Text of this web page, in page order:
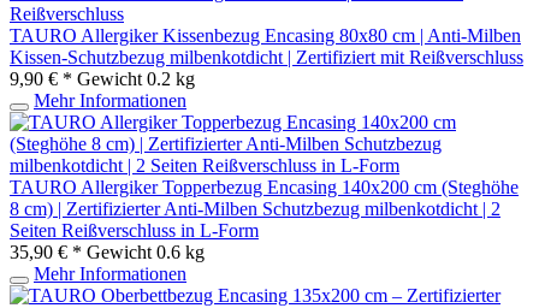
TAURO Allergiker Kissenbezug Encasing 80x80 cm | Anti-Milben
Kissen-Schutzbezug milbenkotdicht | Zertifiziert mit Reißverschluss
9,90 € * Gewicht 0.2 kg
Mehr Informationen
TAURO Allergiker Topperbezug Encasing 140x200 cm (Steghöhe
8 cm) | Zertifizierter Anti-Milben Schutzbezug milbenkotdicht | 2
Seiten Reißverschluss in L-Form
35,90 € * Gewicht 0.6 kg
Mehr Informationen